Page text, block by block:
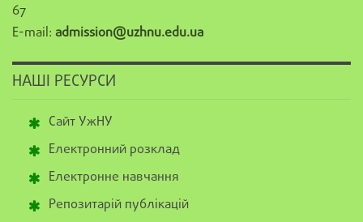
67
E-mail: admission@uzhnu.edu.ua
НАШІ РЕСУРСИ
Сайт УжНУ
Електронний розклад
Електронне навчання
Репозитарій публікацій